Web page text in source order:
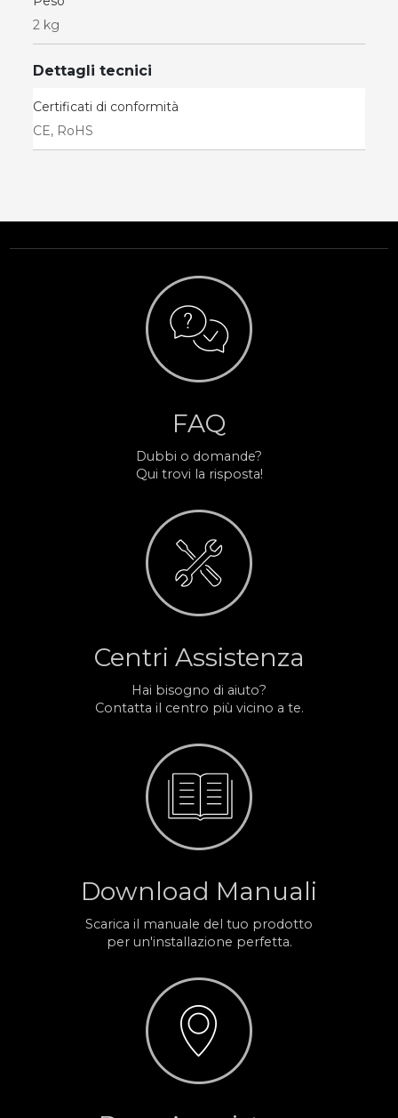
2 kg
Dettagli tecnici
Certificati di conformità
CE, RoHS
FAQ
Dubbi o domande?
Qui trovi la risposta!
Centri Assistenza
Hai bisogno di aiuto?
Contatta il centro più vicino a te.
Download Manuali
Scarica il manuale del tuo prodotto
per un'installazione perfetta.